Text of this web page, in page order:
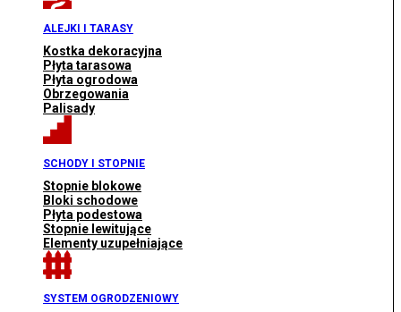
ALEJKI I TARASY
Kostka dekoracyjna
Płyta tarasowa
Płyta ogrodowa
Obrzegowania
Palisady
SCHODY I STOPNIE
Stopnie blokowe
Bloki schodowe
Płyta podestowa
Stopnie lewitujące
Elementy uzupełniające
SYSTEM OGRODZENIOWY